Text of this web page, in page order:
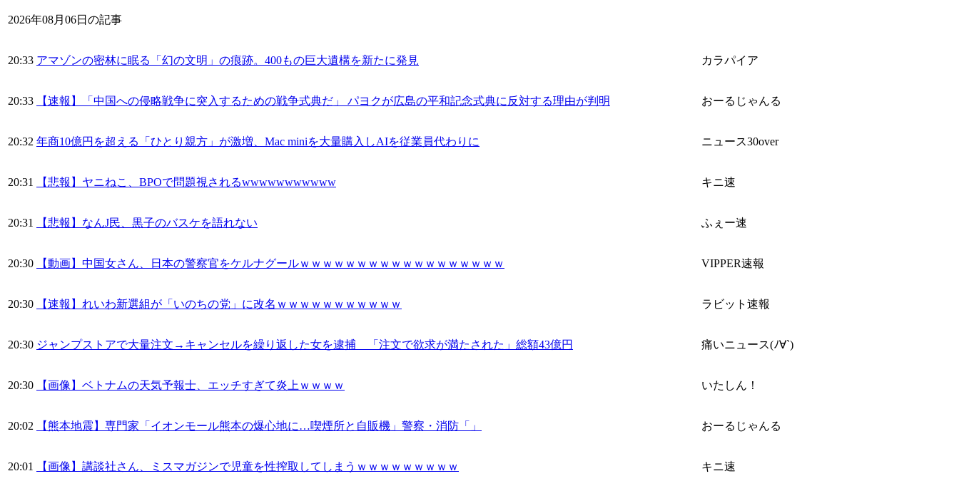
2026年08月06日の記事
20:33 アマゾンの密林に眠る「幻の文明」の痕跡。400もの巨大遺構を新たに発見 カラパイア
20:33 【速報】「中国への侵略戦争に突入するための戦争式典だ」 パヨクが広島の平和記念式典に反対する理由が判明 おーるじゃんる
20:32 年商10億円を超える「ひとり親方」が激増、Mac miniを大量購入しAIを従業員代わりに ニュース30over
20:31 【悲報】ヤニねこ、BPOで問題視されるwwwwwwwwwww キニ速
20:31 【悲報】なんJ民、黒子のバスケを語れない ふぇー速
20:30 【動画】中国女さん、日本の警察官をケルナグールｗｗｗｗｗｗｗｗｗｗｗｗｗｗｗｗｗｗ VIPPER速報
20:30 【速報】れいわ新選組が「いのちの党」に改名ｗｗｗｗｗｗｗｗｗｗｗ ラビット速報
20:30 ジャンプストアで大量注文→キャンセルを繰り返した女を逮捕 「注文で欲求が満たされた」総額43億円 痛いニュース(ﾉ∀`)
20:30 【画像】ベトナムの天気予報士、エッチすぎて炎上ｗｗｗｗ いたしん！
20:02 【熊本地震】専門家「イオンモール熊本の爆心地に…喫煙所と自販機」警察・消防「」 おーるじゃんる
20:01 【画像】講談社さん、ミスマガジンで児童を性搾取してしまうｗｗｗｗｗｗｗｗｗ キニ速